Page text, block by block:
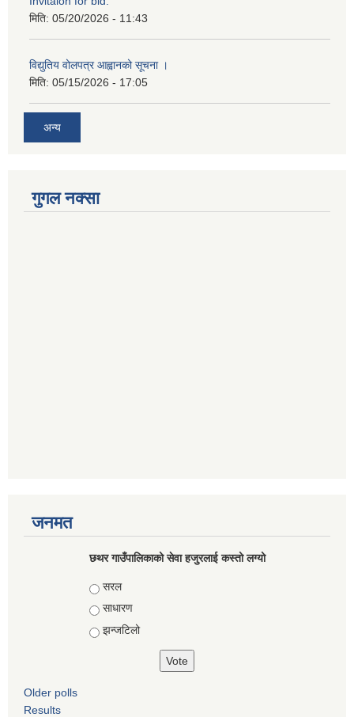
मिति: 05/20/2026 - 11:43
विद्युतिय वोलपत्र आह्वानको सूचना ।
मिति: 05/15/2026 - 17:05
अन्य
गुगल नक्सा
जनमत
छथर गाउँपालिकाको सेवा हजुरलाई कस्तो लग्यो
Choices
सरल
साधारण
झन्जटिलो
Older polls
Results